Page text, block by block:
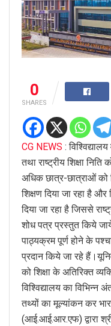
0
SHARES
CG NEWS :
तथा राष्ट्रीय शिक्षा
अधिक छात्र-छात्राओं को
शिक्षण दिया जा रहा है और
दिया जा रहा है जिससे
शोध पत्र प्रस्तुत किये
पाठ्यक्रम पूर्ण होने के
प्रदान किये जा रहे
को शिक्षा के अतिरिक्त
विश्विद्यालय का विभिन्न
तथ्यों का मूल्यांकन कर
(आई.आई.आर.एफ) द्वारा